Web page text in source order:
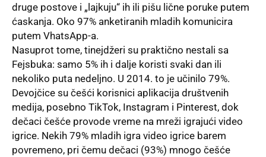
druge postove i „lajkuju“ ih ili pišu lične poruke putem
ćaskanja. Oko 97% anketiranih mladih komunicira
putem VhatsApp-a.
Nasuprot tome, tinejdžeri su praktično nestali sa
Fejsbuka: samo 5% ih i dalje koristi svaki dan ili
nekoliko puta nedeljno. U 2014. to je učinilo 79%.
Devojčice su češći korisnici aplikacija društvenih
medija, posebno TikTok, Instagram i Pinterest, dok
dečaci češće provode vreme na mreži igrajući video
igrice. Nekih 79% mladih igra video igrice barem
povremeno, pri čemu dečaci (93%) mnogo češće